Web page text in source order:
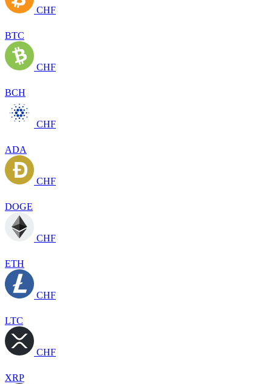
CHF
BTC
CHF
BCH
CHF
ADA
CHF
DOGE
CHF
ETH
CHF
LTC
CHF
XRP